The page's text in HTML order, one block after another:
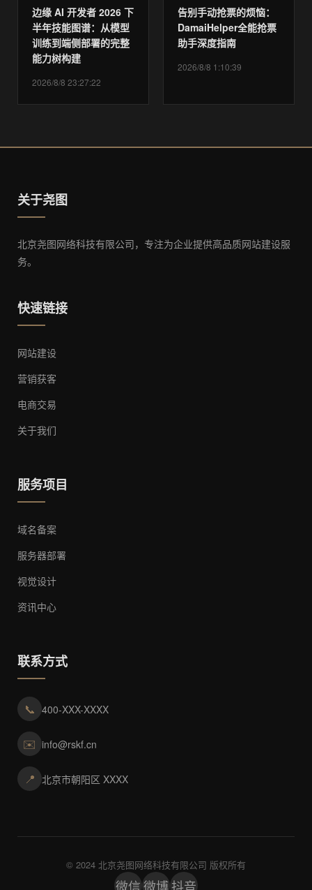
边缘 AI 开发者 2026 下
半年技能图谱：从模型
训练到端侧部署的完整
能力树构建
2026/8/8 23:27:22
告别手动抢票的烦恼：
DamaiHelper全能抢票
助手深度指南
2026/8/8 1:10:39
关于尧图
北京尧图网络科技有限公司，专注为企业提供高品质网站建设服
务。
快速链接
网站建设
营销获客
电商交易
关于我们
服务项目
域名备案
服务器部署
视觉设计
资讯中心
联系方式
📞 400-XXX-XXXX
✉️ info@rskf.cn
📍 北京市朝阳区 XXXX
© 2024 北京尧图网络科技有限公司 版权所有
微信微博抖音